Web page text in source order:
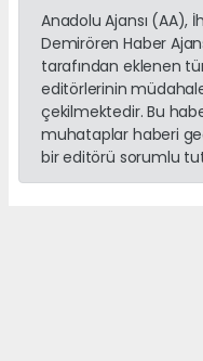
Anadolu Ajansı (AA),
Demirören Haber
tarafından eklenen
editörlerinin
çekilmektedir. Bu
muhataplar haberi
bir editörü sorumlu